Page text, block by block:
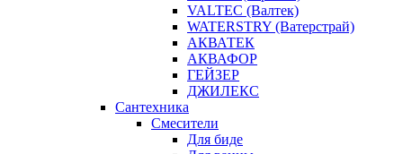
VALTEC (Валтек)
WATERSTRY (Ватерстрай)
АКВАТЕК
АКВАФОР
ГЕЙЗЕР
ДЖИЛЕКС
Сантехника
Смесители
Для биде